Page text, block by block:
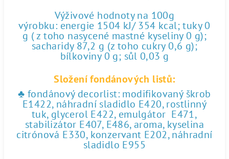
Výživové hodnoty na 100g
výrobku: energie 1504 kJ/ 354 kcal; tuky 0
g ( z toho nasycené mastné kyseliny 0 g);
sacharidy 87,2 g (z toho cukry 0,6 g);
bílkoviny 0 g; sůl 0,03 g
Složení fondánových listů:
♣ fondánový decorlist: modifikovaný škrob
E1422, náhradní sladidlo E420, rostlinný
tuk, glycerol E422, emulgátor E471,
stabilizátor E407, E486, aroma, kyselina
citrónová E330, konzervant E202, náhradní
sladidlo E955